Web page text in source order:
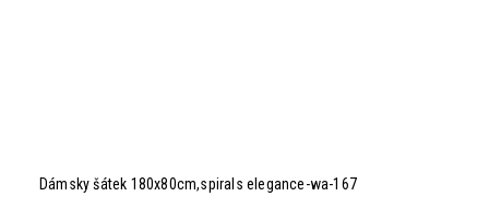
Dámsky šátek 180x80cm,spirals elegance-wa-167